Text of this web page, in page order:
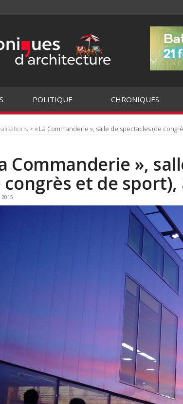
POLITIQUE CHRONIQUES
> « La Commanderie », salle de spectacles (de
Commanderie »,
congrès et de sport),
2015